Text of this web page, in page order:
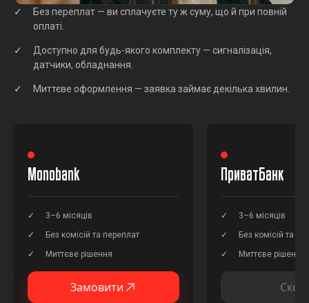
Без переплат — ви сплачуєте ту ж суму, що й при повній
оплаті.
Доступно для будь-якого комплекту — сигналізація,
датчики, обладнання.
Миттєве оформлення — заявка займає декілька хвилин.
Monobank
3–6 місяців
Без комісій та переплат
Миттєве рішення
Замовити
ПриватБанк
3–6 місяців
Без комісій та
Миттєве рішення